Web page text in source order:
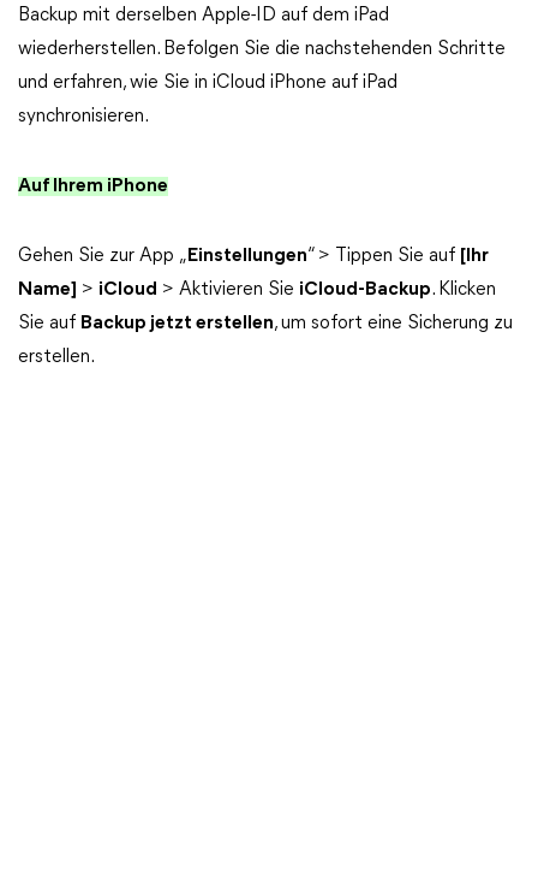
Backup mit derselben Apple-ID auf dem iPad
wiederherstellen. Befolgen Sie die nachstehenden Schritte
und erfahren, wie Sie in iCloud iPhone auf iPad
synchronisieren.
Auf Ihrem iPhone
Gehen Sie zur App „ Einstellungen“ > Tippen Sie auf [Ihr
Name] > iCloud > Aktivieren Sie iCloud-Backup. Klicken
Sie auf Backup jetzt erstellen, um sofort eine Sicherung zu
erstellen.